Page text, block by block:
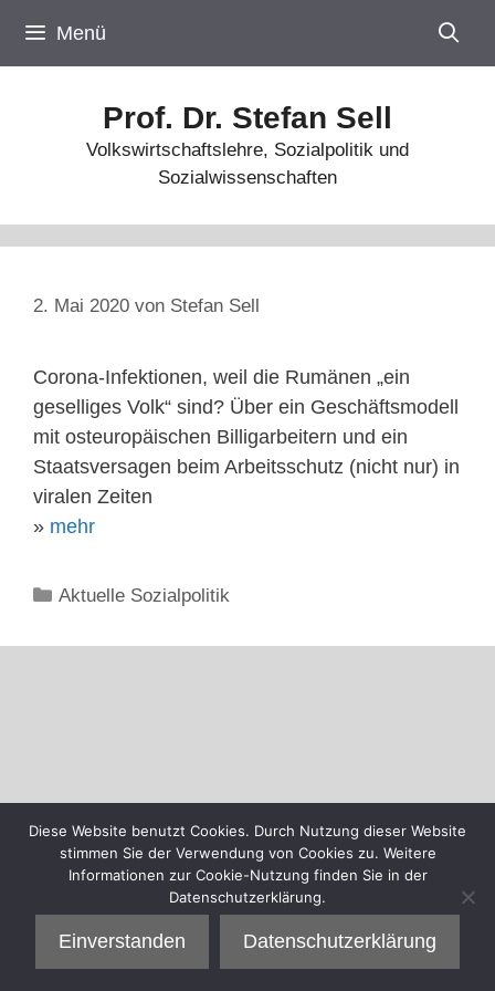
Inhalt
springen
Menü
Prof. Dr. Stefan Sell
Volkswirtschaftslehre, Sozialpolitik und
Sozialwissenschaften
2. Mai 2020 von Stefan Sell
Corona-Infektionen, weil die Rumänen „ein
geselliges Volk“ sind? Über ein Geschäftsmodell
mit osteuropäischen Billigarbeitern und ein
Staatsversagen beim Arbeitsschutz (nicht nur) in
viralen Zeiten
» mehr
Kategorien
Aktuelle Sozialpolitik
Diese Website benutzt Cookies. Durch Nutzung dieser Website
stimmen Sie der Verwendung von Cookies zu. Weitere
Informationen zur Cookie-Nutzung finden Sie in der
Datenschutzerklärung.
Einverstanden Datenschutzerklärung